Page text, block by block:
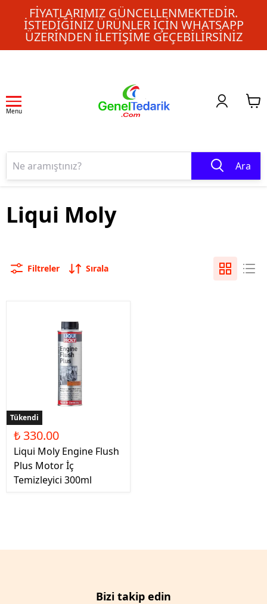
FIYATLARIMIZ GÜNCELLENMEKTEDIR.
İSTEDIĞINIZ ÜRÜNLER IÇIN WHATSAPP
ÜZERINDEN ILETIŞIME GEÇEBILIRSINIZ
Menu
Ara
Liqui Moly
Filtreler Sırala
Tükendi
₺ 330.00
Liqui Moly Engine Flush
Plus Motor İç
Temizleyici 300ml
Bizi takip edin